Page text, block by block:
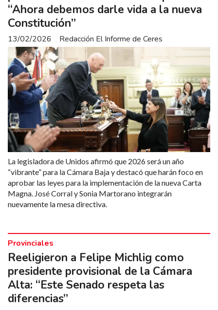
“Ahora debemos darle vida a la nueva
Constitución”
Redacción El Informe de Ceres
13/02/2026
La legisladora de Unidos afirmó que 2026 será un año
“vibrante” para la Cámara Baja y destacó que harán foco en
aprobar las leyes para la implementación de la nueva Carta
Magna. José Corral y Sonia Martorano integrarán
nuevamente la mesa directiva.
Reeligieron a Felipe Michlig como
presidente provisional de la Cámara
Alta: “Este Senado respeta las
diferencias”
Provinciales